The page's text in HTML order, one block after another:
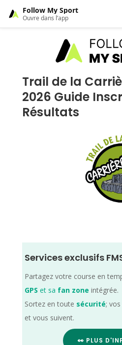
Trail de la
2026 Guide
Résultats
Services exclusifs
Partagez votre course en
GPS et sa fan zone intégrée.
Sortez en toute sécurité;
et vous suivent.
👀 PLUS
Follow My Sport
Ouvre dans l’app